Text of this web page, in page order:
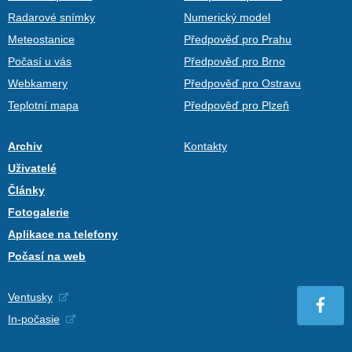
Radarové snímky
Meteostanice
Počasí u vás
Webkamery
Teplotní mapa
Numerický model
Předpověď pro Prahu
Předpověď pro Brno
Předpověď pro Ostravu
Předpověď pro Plzeň
Archiv
Uživatelé
Články
Fotogalerie
Aplikace na telefony
Počasí na web
Kontakty
Ventusky
In-počasie